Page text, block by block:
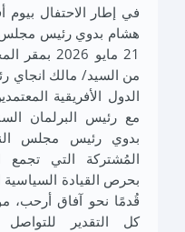
في إطار الاحتفال بيوم
هشام بدوي رئيس مجلس
21 مايو
من السيد/ مالك انجاي
الدول الأفريقية
مع رئيس البرلمان
بدوي رئيس مجلس
المُشتركة التي تجمع
بحرص القيادة السياسية
قُدمًا نحو آفاق أرحب،
كل التقدير للتواصل